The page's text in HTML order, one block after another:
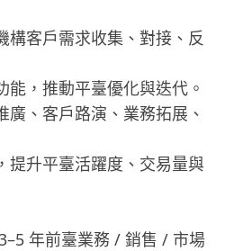
構客戶需求收集、對接、反
，推動平臺優化與迭代。
、客戶路演、業務拓展、
提升平臺活躍度、交易量與
年前臺業務 / 銷售 / 市場